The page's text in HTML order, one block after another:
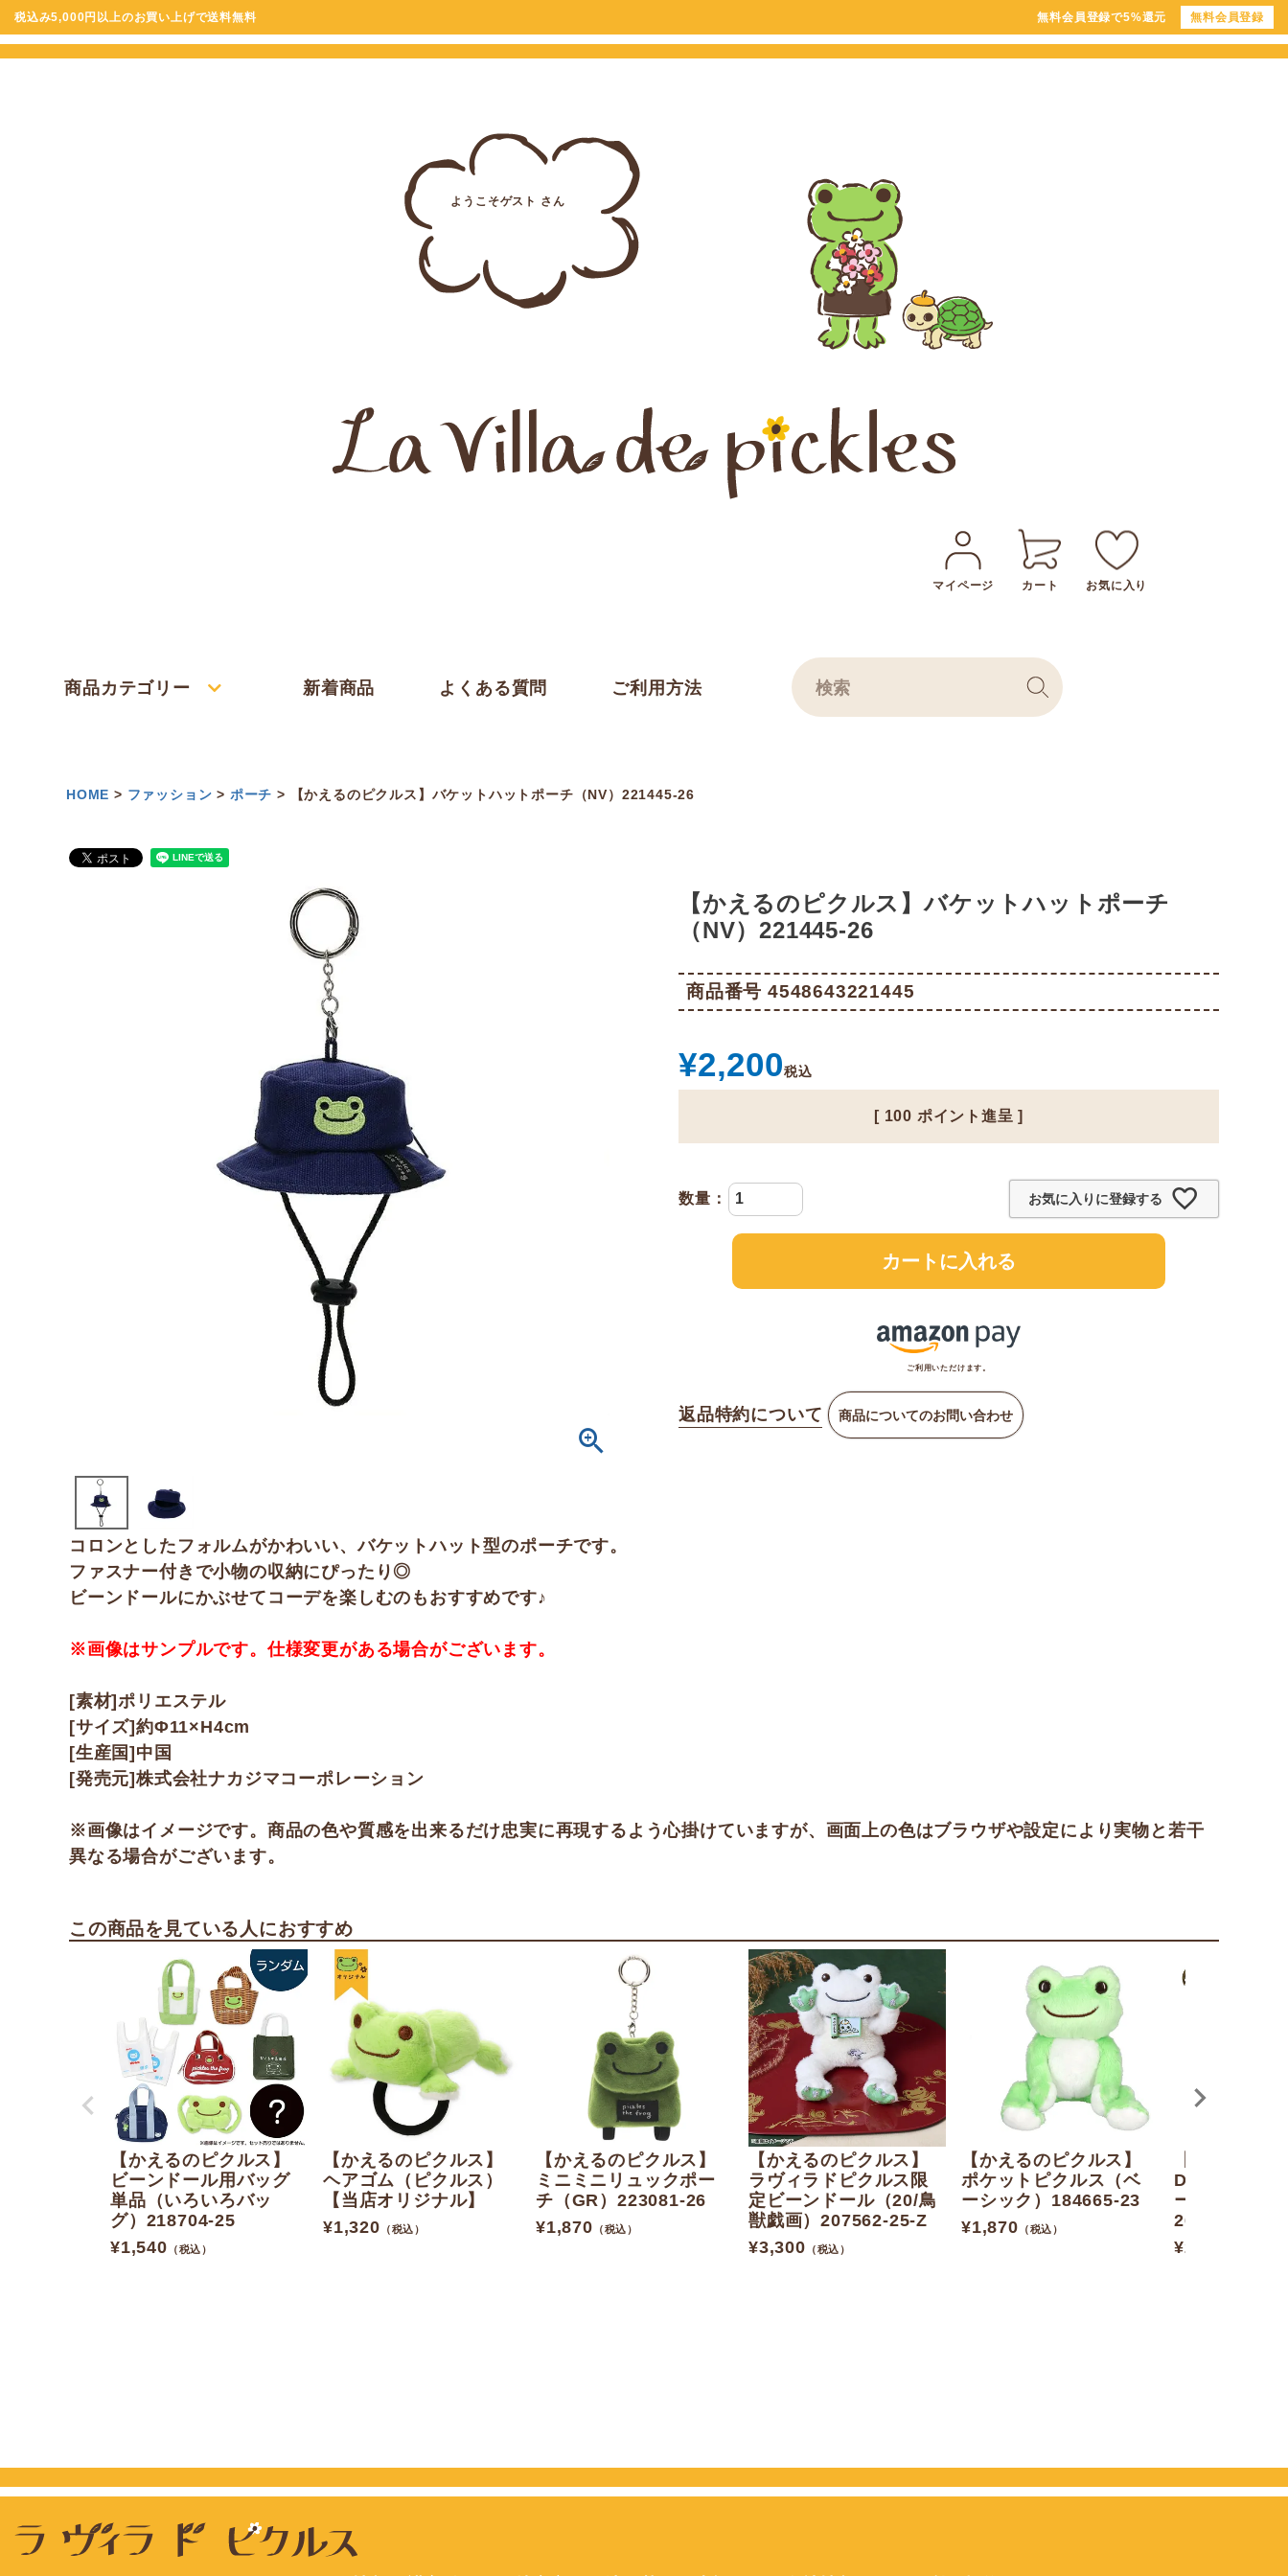
税込み5,000円以上のお買い上げで送料無料 無料会員登録で5%還元 無料会員登録
ようこそゲスト さん
マイページ カート お気に入り
商品カテゴリー 新着商品 よくある質問 ご利用方法
HOME ファッション ポーチ 【かえるのピクルス】バケットハットポーチ（NV）221445-26
【かえるのピクルス】バケットハットポーチ
（NV）221445-26
商品番号 4548643221445
¥2,200税込
[ 100 ポイント進呈 ]
お気に入りに登録する
カートに入れる
ご利用いただけます。
返品特約について 商品についてのお問い合わせ
コロンとしたフォルムがかわいい、バケットハット型のポーチです。
ファスナー付きで小物の収納にぴったり◎
ビーンドールにかぶせてコーデを楽しむのもおすすめです♪
※画像はサンプルです。仕様変更がある場合がございます。
[素材]ポリエステル
[サイズ]約Φ11×H4cm
[生産国]中国
[発売元]株式会社ナカジマコーポレーション
※画像はイメージです。商品の色や質感を出来るだけ忠実に再現するよう心掛けていますが、画面上の色はブラウザや設定により実物と若干
異なる場合がございます。
この商品を見ている人におすすめ
【かえるのピクルス】
ビーンドール用バッグ
単品（いろいろバッ
グ）218704-25
¥1,540 （税込）
【かえるのピクルス】
ヘアゴム（ピクルス）
【当店オリジナル】
¥1,320 （税込）
【かえるのピクルス】
ミニミニリュックポー
チ（GR）223081-26
¥1,870 （税込）
【かえるのピクルス】
ラヴィラドピクルス限
定ビーンドール（20/鳥
獣戯画）207562-25-Z
¥3,300 （税込）
【かえるのピクルス】
ポケットピクルス（ベ
ーシック）184665-23
¥1,870 （税込）
DWIN ミニト
ーム（デニ
26
¥2,090